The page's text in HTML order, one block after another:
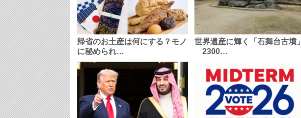
帰省のお土産は何にする？モノ
に秘められ…
世界遺産に輝く「石舞台古墳」
2300…